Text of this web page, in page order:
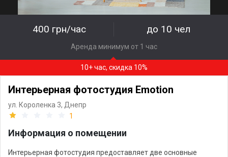
400 грн/час до 10 чел
Аренда минимум от 1 час
10+ час, скидка 10%
Интерьерная фотостудия Emotion
ул. Короленка 3, Днепр
1
Информация о помещении
Интерьерная фотостудия предоставляет две основные